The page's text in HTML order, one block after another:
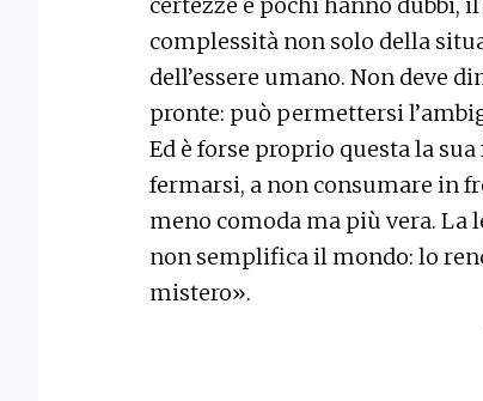
complessità non solo della
dell’essere umano. Non deve
pronte: può permettersi
Ed è forse proprio questa la
fermarsi, a non consumare in
meno comoda ma più vera. La
non semplifica il mondo: lo
mistero».